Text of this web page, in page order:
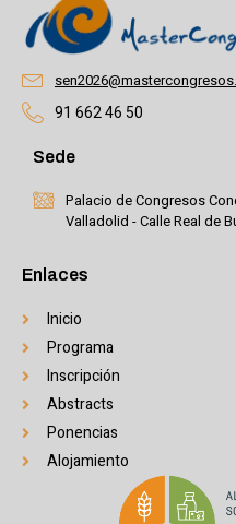
91 662 46 50
Sede
Palacio de Congresos
Valladolid - Calle Real de
Enlaces
Inicio
Programa
Inscripción
Abstracts
Ponencias
Alojamiento